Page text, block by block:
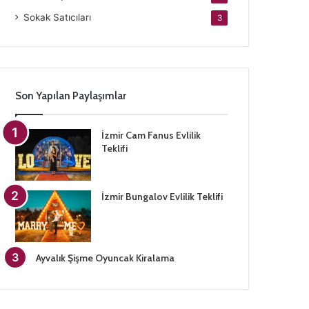
Sokak Satıcıları 3
Son Yapılan Paylaşımlar
İzmir Cam Fanus Evlilik
Teklifi
İzmir Bungalov Evlilik Teklifi
Ayvalık Şişme Oyuncak Kiralama